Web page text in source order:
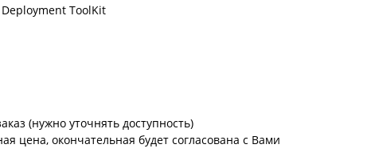
ToolKit
(нужно уточнять доступность)
цена, окончательная будет согласована с Вами